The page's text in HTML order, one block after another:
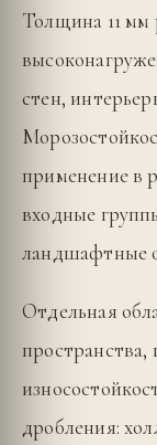
Толщина 11 мм
стен,
применение в
входные
ландшафтные
Отдельная
дробления: